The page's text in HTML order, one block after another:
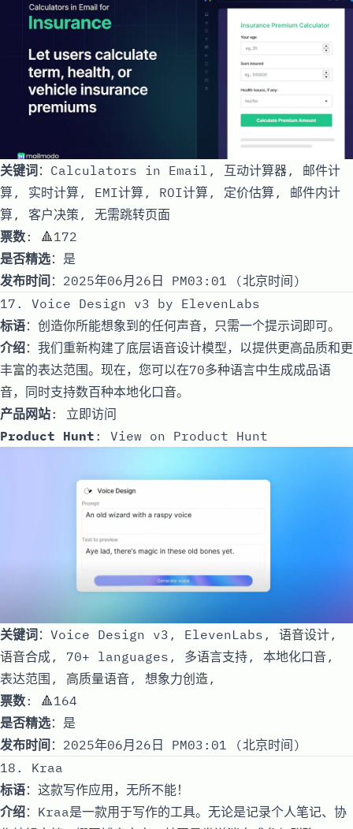
关键词：Calculators in Email, 互动计算器, 邮件计
算, 实时计算, EMI计算, ROI计算, 定价估算, 邮件内计
算, 客户决策, 无需跳转页面
票数: 🔺172
是否精选：是
发布时间 ：2025年06月26日 PM03:01 (北京时间)
17. Voice Design v3 by ElevenLabs
标语：创造你所能想象到的任何声音，只需一个提示词即可。
介绍：我们重新构建了底层语音设计模型，以提供更高品质和更
丰富的表达范围。现在，您可以在70多种语言中生成成品语
音，同时支持数百种本地化口音。
产品网站: 立即访问
Product Hunt : View on Product Hunt
关键词：Voice Design v3, ElevenLabs, 语音设计,
语音合成, 70+ languages, 多语言支持, 本地化口音,
表达范围, 高质量语音, 想象力创造,
票数: 🔺164
是否精选：是
发布时间 ：2025年06月26日 PM03:01 (北京时间)
18. Kraa
标语：这款写作应用，无所不能！
介绍：Kraa是一款用于写作的工具。无论是记录个人笔记、协